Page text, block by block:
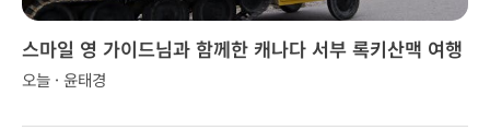
스마일 영 가이드님과 함께한 캐나다 서부 록키산맥 여행
오늘 · 윤태경